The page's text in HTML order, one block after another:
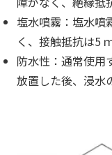
塩水噴霧：塩水噴
く、接触抵抗は5
防水性：通常使用
放置した後、浸水